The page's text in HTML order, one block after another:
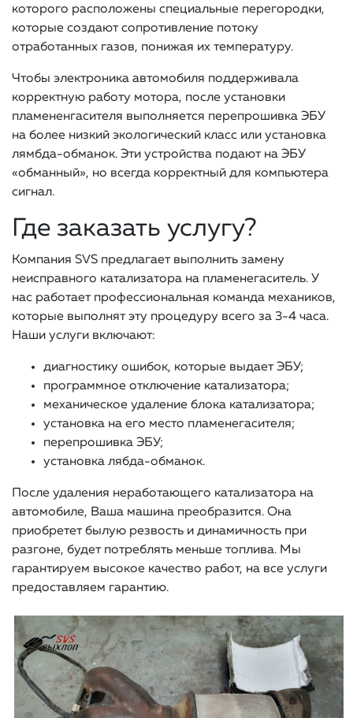
которого расположены специальные перегородки,
которые создают сопротивление потоку
отработанных газов, понижая их температуру.
Чтобы электроника автомобиля поддерживала
корректную работу мотора, после установки
пламененгасителя выполняется перепрошивка ЭБУ
на более низкий экологический класс или установка
лямбда-обманок. Эти устройства подают на ЭБУ
«обманный», но всегда корректный для компьютера
сигнал.
Где заказать услугу?
Компания SVS предлагает выполнить замену
неисправного катализатора на пламенегаситель. У
нас работает профессиональная команда механиков,
которые выполнят эту процедуру всего за 3-4 часа.
Наши услуги включают:
диагностику ошибок, которые выдает ЭБУ;
программное отключение катализатора;
механическое удаление блока катализатора;
установка на его место пламенегасителя;
перепрошивка ЭБУ;
установка лябда-обманок.
После удаления неработающего катализатора на
автомобиле, Ваша машина преобразится. Она
приобретет былую резвость и динамичность при
разгоне, будет потреблять меньше топлива. Мы
гарантируем высокое качество работ, на все услуги
предоставляем гарантию.